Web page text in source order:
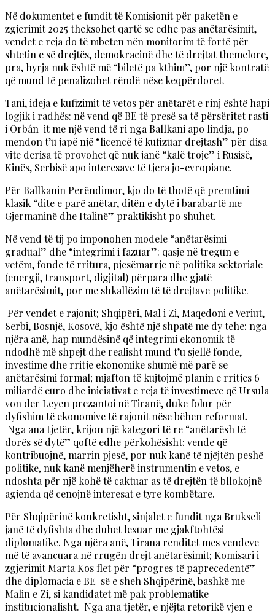
Në dokumentet e fundit të Komisionit për paketën e
zgjerimit 2025 theksohet qartë se edhe pas anëtarësimit,
vendet e reja do të mbeten nën monitorim të fortë për
shtetin e së drejtës, demokracinë dhe të drejtat themelore,
pra, hyrja nuk është më “biletë pa kthim”, por një kontratë
që mund të penalizohet rëndë nëse keqpërdoret.
Tani, ideja e kufizimit të vetos për anëtarët e rinj është hapi
logjik i radhës: në vend që BE të presë sa të përsëritet rasti
i Orbán-it me një vend të ri nga Ballkani apo lindja, po
mendon t’u japë një “licencë të kufizuar drejtash” për disa
vite derisa të provohet që nuk janë “kalë troje” i Rusisë,
Kinës, Serbisë apo interesave të tjera jo-evropiane.
Për Ballkanin Perëndimor, kjo do të thotë që premtimi
klasik “dite e parë anëtar, ditën e dytë i barabartë me
Gjermaninë dhe Italinë” praktikisht po shuhet.
Në vend të tij po imponohen modele “anëtarësimi
gradual” dhe “integrimi i fazuar”: qasje në tregun e
vetëm, fonde të rritura, pjesëmarrje në politika sektoriale
(energji, transport, digjital) përpara dhe gjatë
anëtarësimit, por me shkallëzim të të drejtave politike.
Për vendet e rajonit; Shqipëri, Mal i Zi, Maqedoni e Veriut,
Serbi, Bosnjë, Kosovë, kjo është një shpatë me dy tehe: nga
njëra anë, hap mundësinë që integrimi ekonomik të
ndodhë më shpejt dhe realisht mund t’u sjellë fonde,
investime dhe rritje ekonomike shumë më parë se
anëtarësimi formal; mjafton të kujtojmë planin e rritjes 6
miliardë euro dhe iniciativat e reja të investimeve që Ursula
von der Leyen prezantoi në Tiranë, duke folur për
dyfishim të ekonomive të rajonit nëse bëhen reformat.
Nga ana tjetër, krijon një kategori të re “anëtarësh të
dorës së dytë” qoftë edhe përkohësisht: vende që
kontribuojnë, marrin pjesë, por nuk kanë të njëjtën peshë
politike, nuk kanë menjëherë instrumentin e vetos, e
ndoshta për një kohë të caktuar as të drejtën të bllokojnë
agjenda që cenojnë interesat e tyre kombëtare.
Për Shqipërinë konkretisht, sinjalet e fundit nga Brukseli
janë të dyfishta dhe duhet lexuar me gjakftohtësi
diplomatike. Nga njëra anë, Tirana renditet mes vendeve
më të avancuara në rrugën drejt anëtarësimit; Komisari i
zgjerimit Marta Kos flet për “progres të paprecedentë”
dhe diplomacia e BE-së e sheh Shqipërinë, bashkë me
Malin e Zi, si kandidatet më pak problematike
institucionalisht. Nga ana tjetër, e njëjta retorikë vjen e